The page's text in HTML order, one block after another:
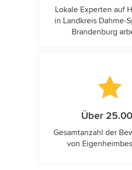
Lokale Experten auf
in Landkreis Dahme-
Brandenburg
Über
Gesamtanzahl der
von